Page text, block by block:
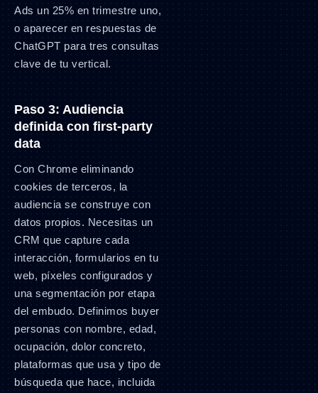
Ads un 25% en trimestre uno,
o aparecer en respuestas de
ChatGPT para tres consultas
clave de tu vertical.
Paso 3: Audiencia
definida con first-party
data
Con Chrome eliminando
cookies de terceros, la
audiencia se construye con
datos propios. Necesitas un
CRM que capture cada
interacción, formularios en tu
web, píxeles configurados y
una segmentación por etapa
del embudo. Definimos buyer
personas con nombre, edad,
ocupación, dolor concreto,
plataformas que usa y tipo de
búsqueda que hace, incluida